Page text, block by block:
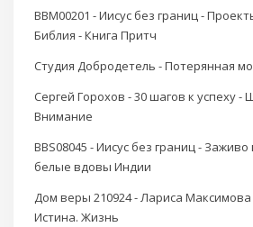
BBM00201 - Иисус без границ -
Библия - Книга Притч
Студия Добродетель - Потерянная
Сергей Горохов - 30 шагов к успеху -
Внимание
BBS08045 - Иисус без границ -
белые вдовы Индии
Дом веры 210924 - Лариса Максимова
Истина. Жизнь